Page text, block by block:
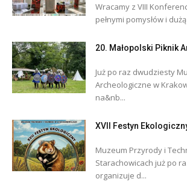
Wracamy z VIII
pełnymi pomysłów i
20. Małopolski Piknik
Już po raz dwudziesty
Archeologiczne w
na&nb...
XVII Festyn
Muzeum Przyrody i
Starachowicach już po
organizuje d...